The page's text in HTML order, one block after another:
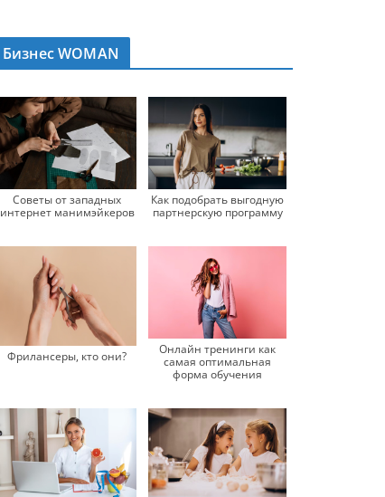
Бизнес WOMAN
Советы от западных
интернет манимэйкеров
Как подобрать выгодную
партнерскую программу
Фрилансеры, кто они?
Онлайн тренинги как
самая оптимальная
форма обучения